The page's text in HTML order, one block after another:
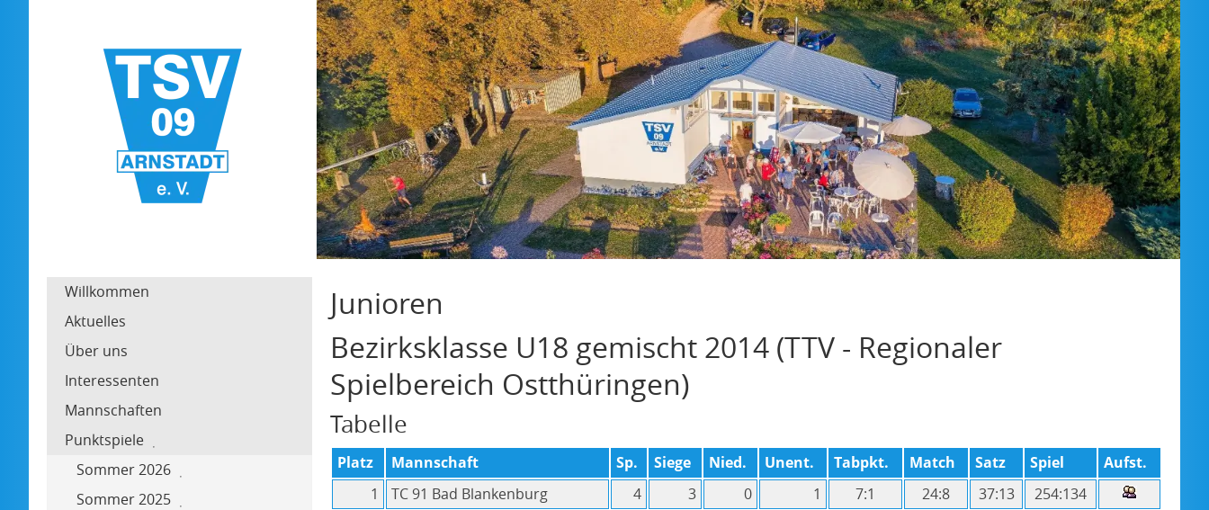
Willkommen
Aktuelles
Über uns
Interessenten
Mannschaften
Punktspiele
Sommer 2026
Sommer 2025
Junioren
Bezirksklasse U18 gemischt 2014 (TTV - Regionaler
Spielbereich Ostthüringen)
Tabelle
Platz Mannschaft Sp. Siege Nied. Unent. Tabpkt. Match Satz Spiel
Aufst.
1
TC 91 Bad Blankenburg 4 3 0 1 7:1 24:8 37:13
254:134